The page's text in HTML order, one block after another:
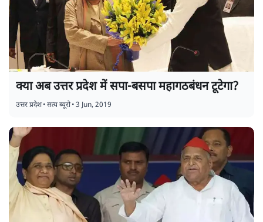
क्या अब उत्तर प्रदेश में सपा-बसपा महागठबंधन टूटेगा?
उत्तर प्रदेश•सत्य ब्यूरो•3 Jun, 2019